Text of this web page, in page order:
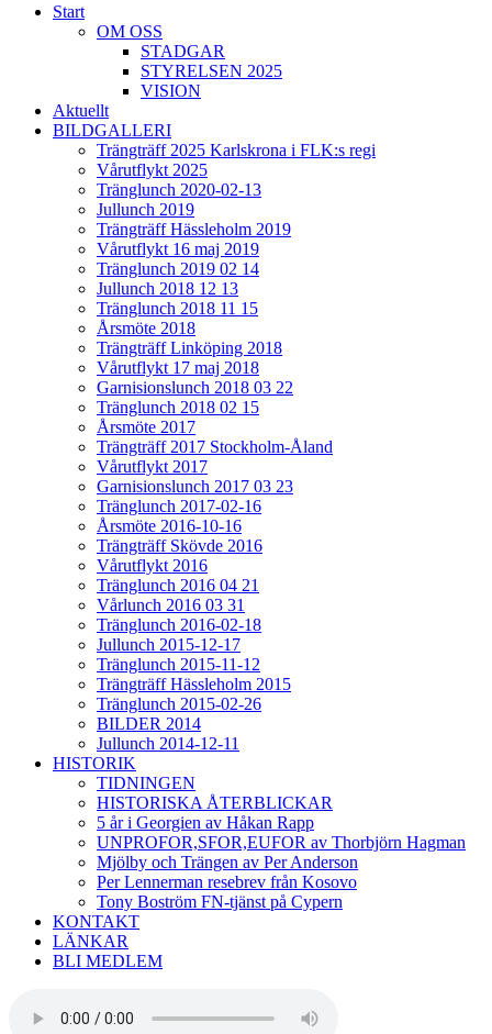
Start
OM OSS
STADGAR
STYRELSEN 2025
VISION
Aktuellt
BILDGALLERI
Trängträff 2025 Karlskrona i FLK:s regi
Vårutflykt 2025
Tränglunch 2020-02-13
Jullunch 2019
Trängträff Hässleholm 2019
Vårutflykt 16 maj 2019
Tränglunch 2019 02 14
Jullunch 2018 12 13
Tränglunch 2018 11 15
Årsmöte 2018
Trängträff Linköping 2018
Vårutflykt 17 maj 2018
Garnisionslunch 2018 03 22
Tränglunch 2018 02 15
Årsmöte 2017
Trängträff 2017 Stockholm-Åland
Vårutflykt 2017
Garnisionslunch 2017 03 23
Tränglunch 2017-02-16
Årsmöte 2016-10-16
Trängträff Skövde 2016
Vårutflykt 2016
Tränglunch 2016 04 21
Vårlunch 2016 03 31
Tränglunch 2016-02-18
Jullunch 2015-12-17
Tränglunch 2015-11-12
Trängträff Hässleholm 2015
Tränglunch 2015-02-26
BILDER 2014
Jullunch 2014-12-11
HISTORIK
TIDNINGEN
HISTORISKA ÅTERBLICKAR
5 år i Georgien av Håkan Rapp
UNPROFOR,SFOR,EUFOR av Thorbjörn Hagman
Mjölby och Trängen av Per Anderson
Per Lennerman resebrev från Kosovo
Tony Boström FN-tjänst på Cypern
KONTAKT
LÄNKAR
BLI MEDLEM